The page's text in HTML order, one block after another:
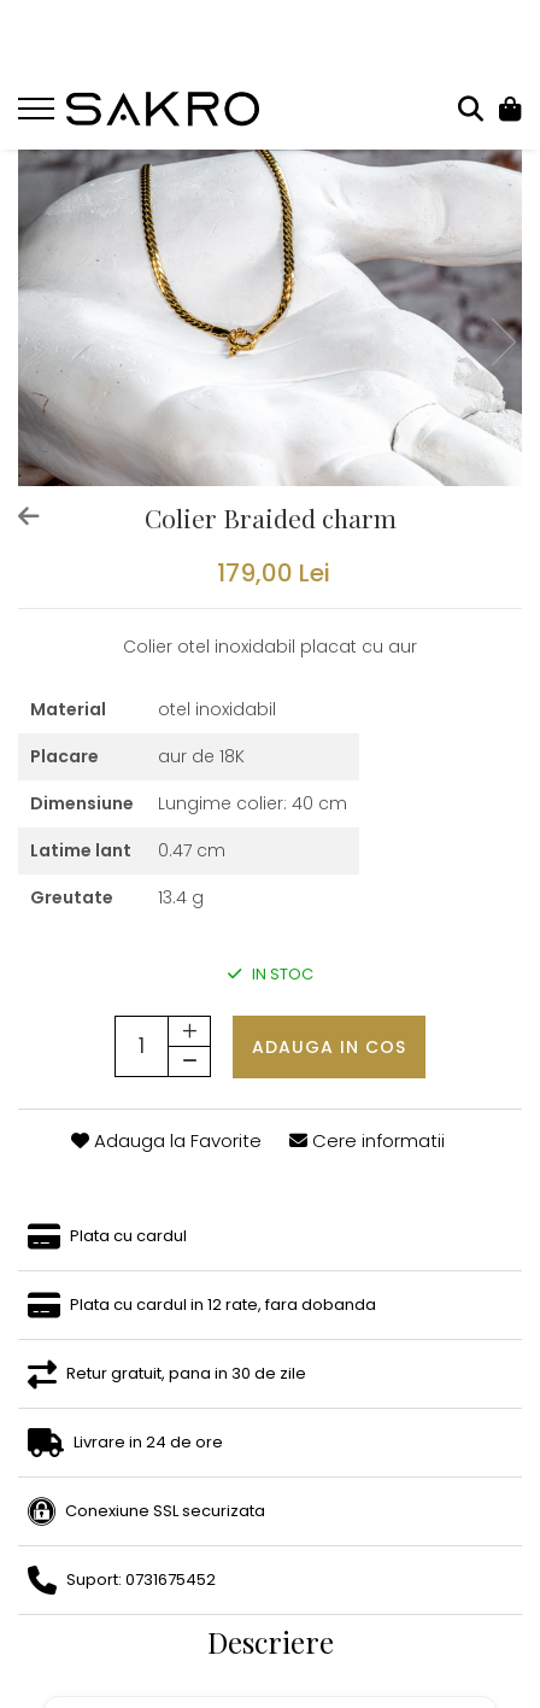
Charms
Earcuffs
Pandantive
Brose
Bratari de picior
Cercei
Bratari
Coliere
Colier Braided charm
179,00 Lei
Colier otel inoxidabil placat cu aur
Material
otel inoxidabil
Placare
aur de 18K
Dimensiune
Lungime colier: 40 cm
Latime lant
0.47 cm
Greutate
13.4 g
IN STOC
ADAUGA IN COS
Adauga la Favorite Cere informatii
Plata cu cardul
Plata cu cardul in 12 rate, fara dobanda
Retur gratuit, pana in 30 de zile
Livrare in 24 de ore
Conexiune SSL securizata
Suport: 0731675452
Descriere